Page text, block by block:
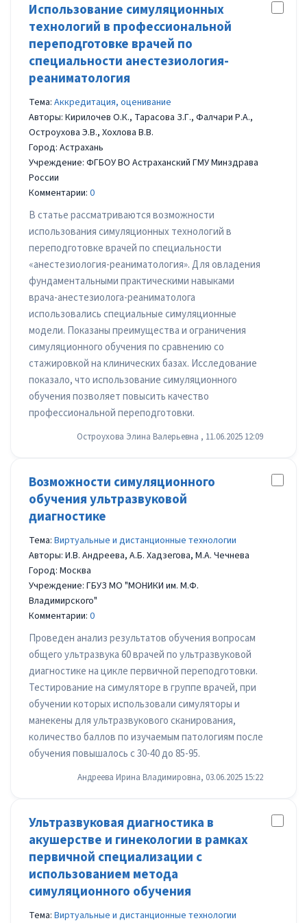
Использование симуляционных
технологий в профессиональной
переподготовке врачей по
специальности анестезиология-
реаниматология
Тема: Аккредитация, оценивание
Авторы: Кирилочев О.К., Тарасова З.Г., Фалчари Р.А.,
Остроухова Э.В., Хохлова В.В.
Город: Астрахань
Учреждение: ФГБОУ ВО Астраханский ГМУ Минздрава
России
Комментарии: 0
В статье рассматриваются возможности
использования симуляционных технологий в
переподготовке врачей по специальности
«анестезиология-реаниматология». Для овладения
фундаментальными практическими навыками
врача-анестезиолога-реаниматолога
использовались специальные симуляционные
модели. Показаны преимущества и ограничения
симуляционного обучения по сравнению со
стажировкой на клинических базах. Исследование
показало, что использование симуляционного
обучения позволяет повысить качество
профессиональной переподготовки.
Остроухова Элина Валерьевна , 11.06.2025 12:09
Возможности симуляционного
обучения ультразвуковой
диагностике
Тема: Виртуальные и дистанционные технологии
Авторы: И.В. Андреева, А.Б. Хадзегова, М.А. Чечнева
Город: Москва
Учреждение: ГБУЗ МО "МОНИКИ им. М.Ф.
Владимирского"
Комментарии: 0
Проведен анализ результатов обучения вопросам
общего ультразвука 60 врачей по ультразвуковой
диагностике на цикле первичной переподготовки.
Тестирование на симуляторе в группе врачей, при
обучении которых использовали симуляторы и
манекены для ультразвукового сканирования,
количество баллов по изучаемым патологиям после
обучения повышалось с 30-40 до 85-95.
Андреева Ирина Владимировна, 03.06.2025 15:22
Ультразвуковая диагностика в
акушерстве и гинекологии в рамках
первичной специализации с
использованием метода
симуляционного обучения
Тема: Виртуальные и дистанционные технологии